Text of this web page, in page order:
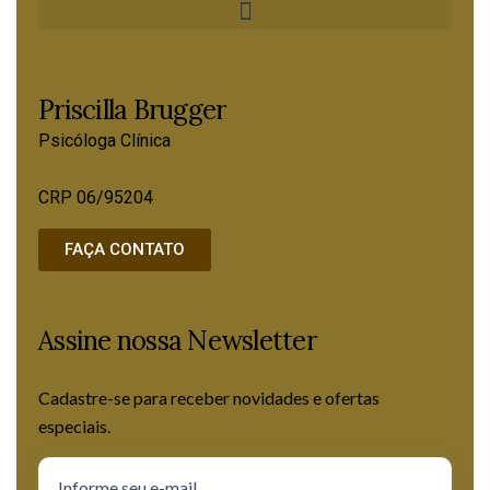
Priscilla Brugger
Psicóloga Clínica
CRP 06/95204
FAÇA CONTATO
Assine nossa Newsletter
Cadastre-se para receber novidades e ofertas
especiais.